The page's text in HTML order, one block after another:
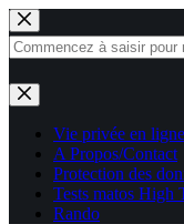
Aucun
résultat
Vie privée en
A Propos/Contact
Protection des
Tests matos High
Rando